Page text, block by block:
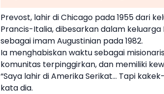
Prevost, lahir di Chicago pada 1955 dari
Prancis-Italia, dibesarkan dalam
sebagai imam Augustinian pada 1982.
Ia menghabiskan waktu sebagai
komunitas terpinggirkan, dan memiliki
“Saya lahir di Amerika Serikat... Tapi
kata dia.